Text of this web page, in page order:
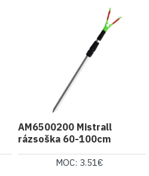
AM6500200 Mistrall
rázsoška 60-100cm
MOC: 3.51€